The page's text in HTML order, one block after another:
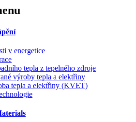
v energetice
tepla z tepelného zdroje
výroby tepla a elektřiny
tepla a elektřiny (KVET)